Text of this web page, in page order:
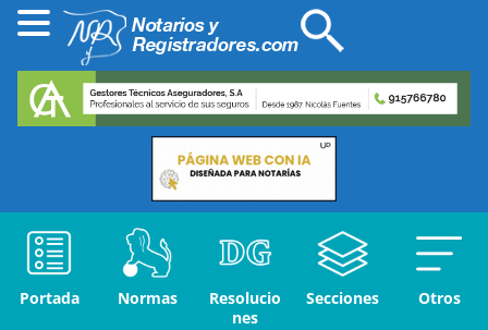
Portada Normas
Resolucio
nes
Secciones Otros